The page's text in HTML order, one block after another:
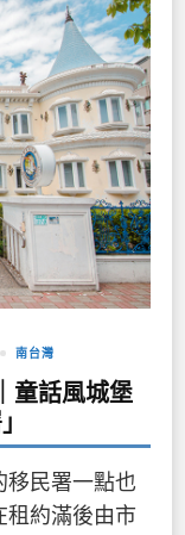
南台灣
童話風城堡
移民署一點也
租約滿後由市